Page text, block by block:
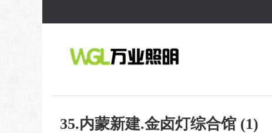
35.内蒙新建.金卤灯综合馆 (1)